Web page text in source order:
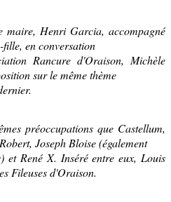
maire, Henri Garcia, accompagné
en conversation
Rancure d'Oraison, Michèle
sur le même thème
préoccupations que Castellum,
Joseph Bloise (également
et René X. Inséré entre eux, Louis
Fileuses d'Oraison.